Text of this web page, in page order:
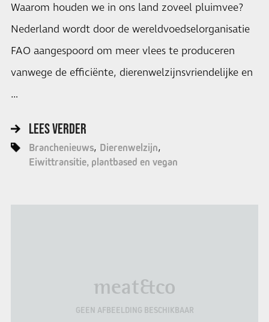
Waarom houden we in ons land zoveel pluimvee?
Nederland wordt door de wereldvoedselorganisatie
FAO aangespoord om meer vlees te produceren
vanwege de efficiënte, dierenwelzijnsvriendelijke en
…
LEES VERDER
Branchenieuws Dierenwelzijn
Eiwittransitie, plantbased en vegan
meat&co
GEEN AFBEELDING BESCHIKBAAR